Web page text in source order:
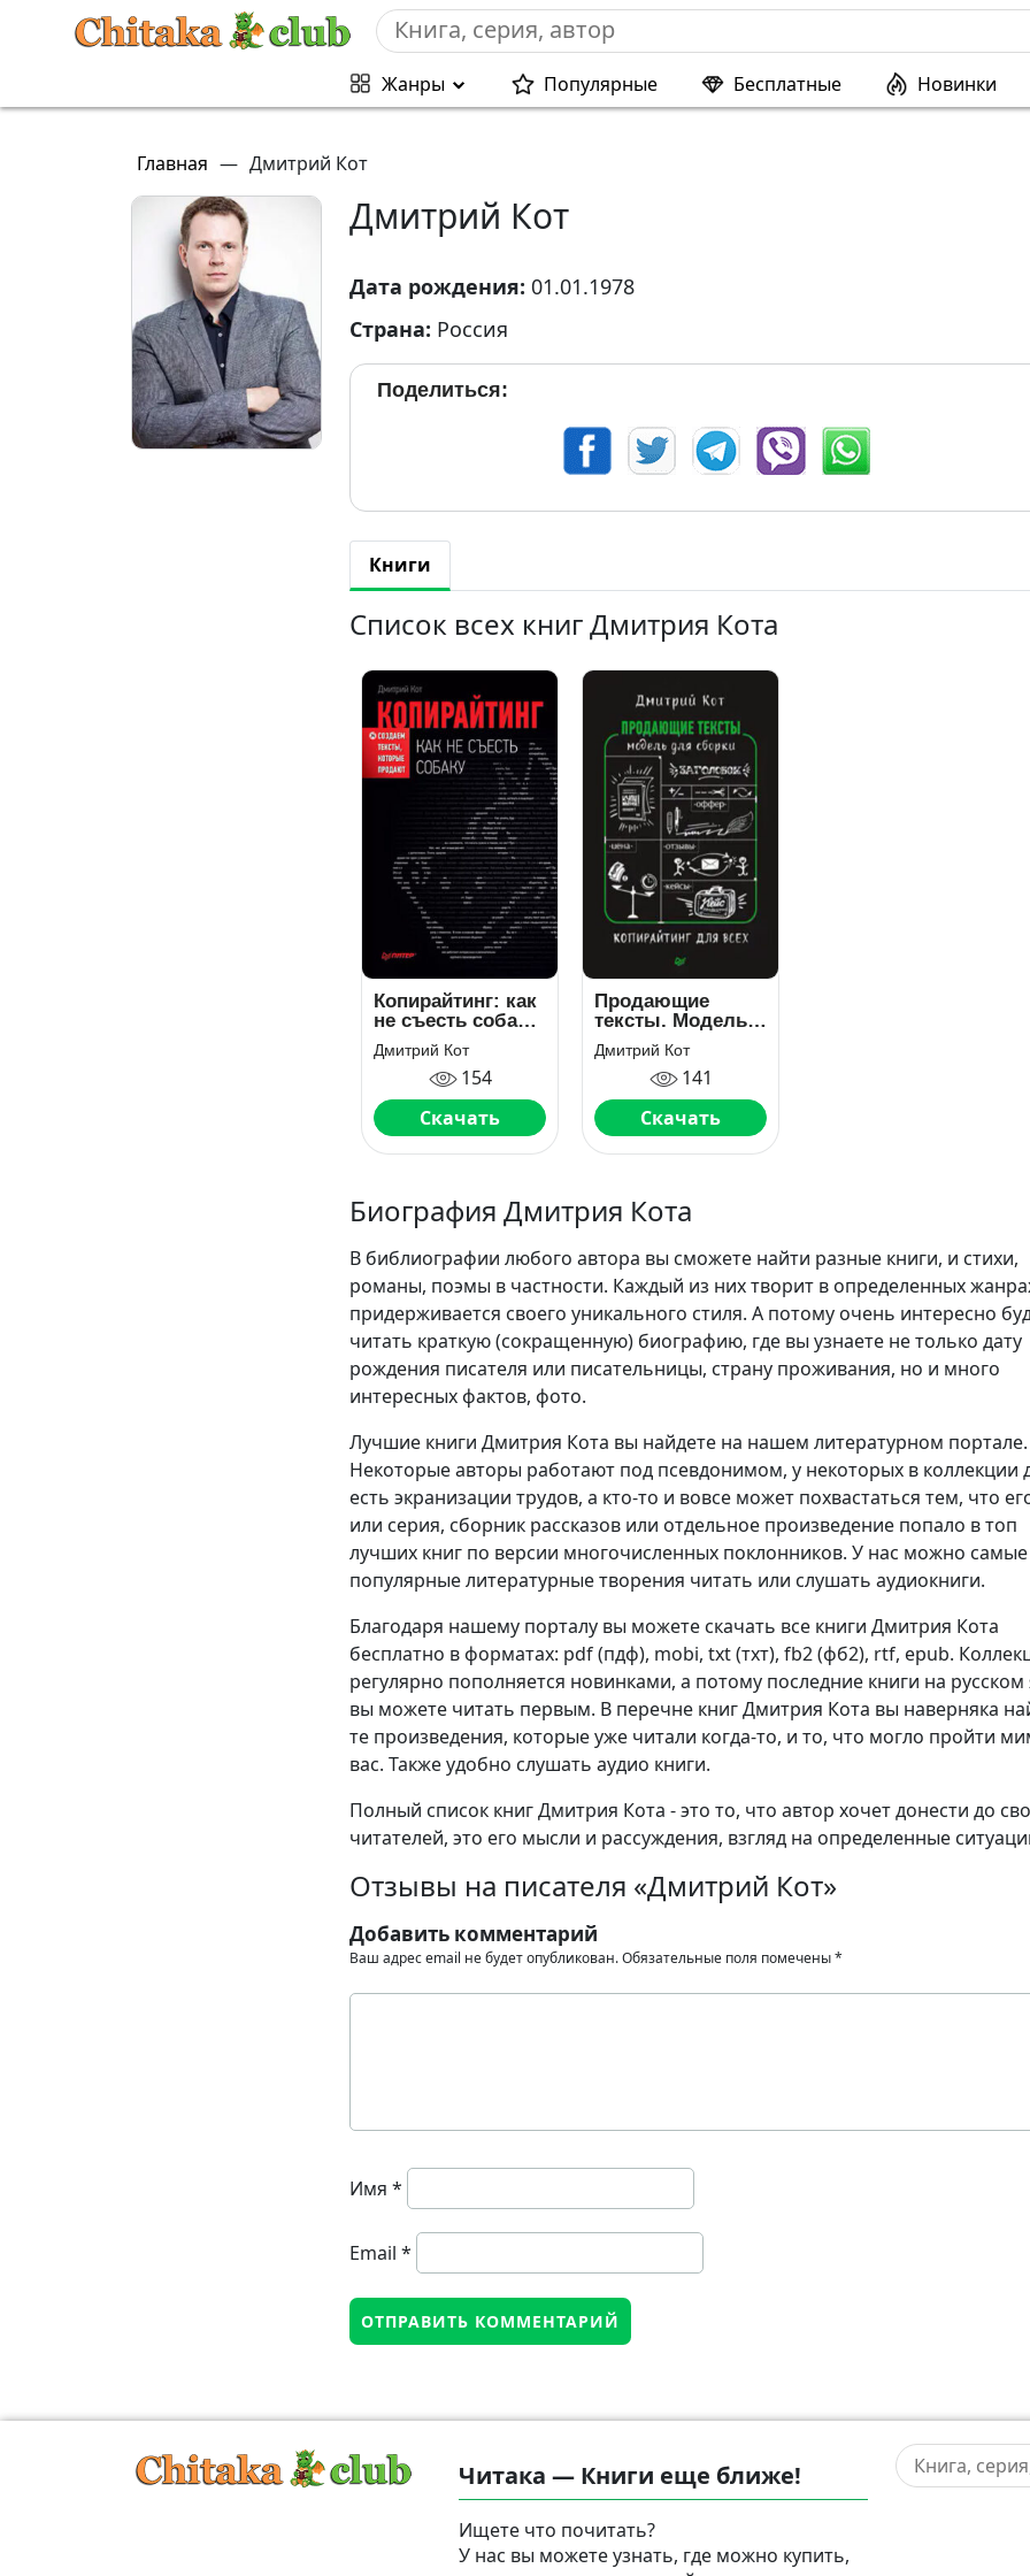
Жанры Популярные Бесплатные Новинки
Главная — Дмитрий Кот
Дмитрий Кот
Дата рождения: 01.01.1978
Страна: Россия
Поделиться:
Книги
Список всех книг Дмитрия Кота
Копирайтинг: как
не съесть собаку.
Создаем тексты,
которые продают
Дмитрий Кот
154
Скачать
Продающие
тексты. Модель
для сборки.
Копирайтинг для
Дмитрий Кот
141
Скачать
Биография Дмитрия Кота
В библиографии любого автора вы сможете найти разные книги, и стихи,
романы, поэмы в частности. Каждый из них творит в определенных
придерживается своего уникального стиля. А потому очень интересно
читать краткую (сокращенную) биографию, где вы узнаете не только дату
рождения писателя или писательницы, страну проживания, но и много
интересных фактов, фото.
Лучшие книги Дмитрия Кота вы найдете на нашем литературном портале.
Некоторые авторы работают под псевдонимом, у некоторых в коллекции
есть экранизации трудов, а кто-то и вовсе может похвастаться тем, что
или серия, сборник рассказов или отдельное произведение попало в топ
лучших книг по версии многочисленных поклонников. У нас можно самые
популярные литературные творения читать или слушать аудиокниги.
Благодаря нашему порталу вы можете скачать все книги Дмитрия Кота
бесплатно в форматах: pdf (пдф), mobi, txt (тхт), fb2 (фб2), rtf, epub.
регулярно пополняется новинками, а потому последние книги на русском
вы можете читать первым. В перечне книг Дмитрия Кота вы наверняка
те произведения, которые уже читали когда-то, и то, что могло пройти
вас. Также удобно слушать аудио книги.
Полный список книг Дмитрия Кота - это то, что автор хочет донести до
читателей, это его мысли и рассуждения, взгляд на определенные
Отзывы на писателя «Дмитрий Кот»
Добавить комментарий
Ваш адрес email не будет опубликован.Обязательные поля помечены*
Имя *
Email *
Читака — Книги еще ближе!
Ищете что почитать?
У нас вы можете узнать, где можно купить,